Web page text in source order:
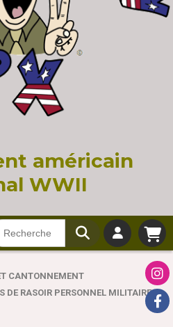
américain
WWII
CANTONNEMENT
DE RASOIR PERSONNEL MILITAIRE